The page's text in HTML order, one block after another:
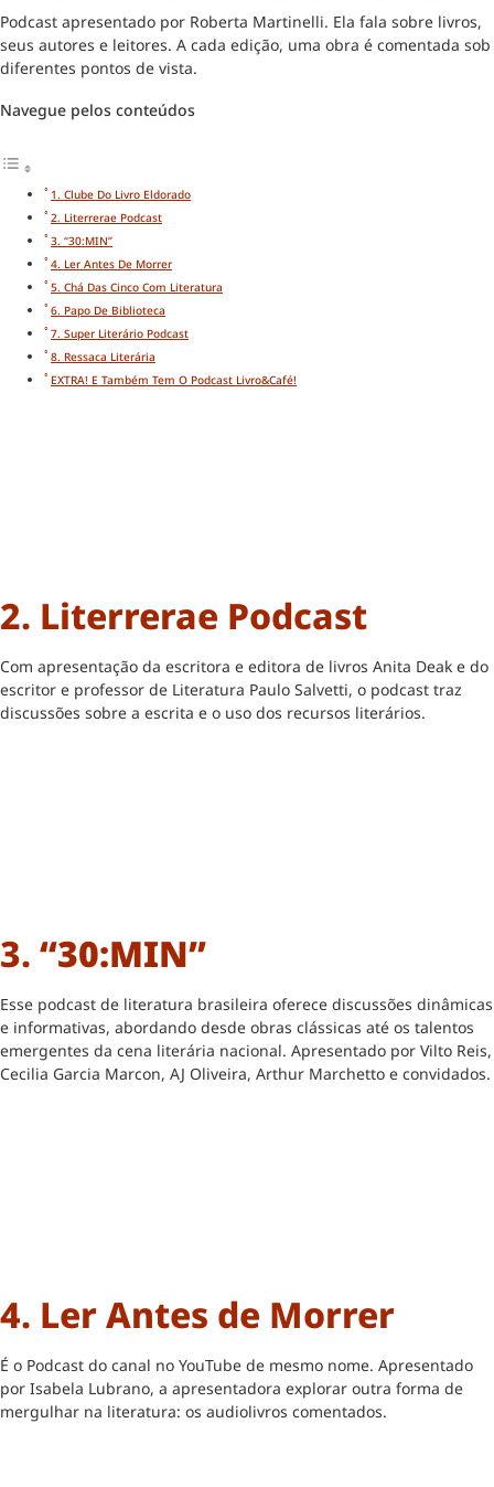
Podcast apresentado por Roberta Martinelli. Ela fala sobre livros,
seus autores e leitores. A cada edição, uma obra é comentada sob
diferentes pontos de vista.
Navegue pelos conteúdos
1. Clube Do Livro Eldorado
2. Literrerae Podcast
3. “30:MIN”
4. Ler Antes De Morrer
5. Chá Das Cinco Com Literatura
6. Papo De Biblioteca
7. Super Literário Podcast
8. Ressaca Literária
EXTRA! E Também Tem O Podcast Livro&Café!
2. Literrerae Podcast
Com apresentação da escritora e editora de livros Anita Deak e do
escritor e professor de Literatura Paulo Salvetti, o podcast traz
discussões sobre a escrita e o uso dos recursos literários.
3. “30:MIN”
Esse podcast de literatura brasileira oferece discussões dinâmicas
e informativas, abordando desde obras clássicas até os talentos
emergentes da cena literária nacional. Apresentado por Vilto Reis,
Cecilia Garcia Marcon, AJ Oliveira, Arthur Marchetto e convidados.
4. Ler Antes de Morrer
É o Podcast do canal no YouTube de mesmo nome. Apresentado
por Isabela Lubrano, a apresentadora explorar outra forma de
mergulhar na literatura: os audiolivros comentados.